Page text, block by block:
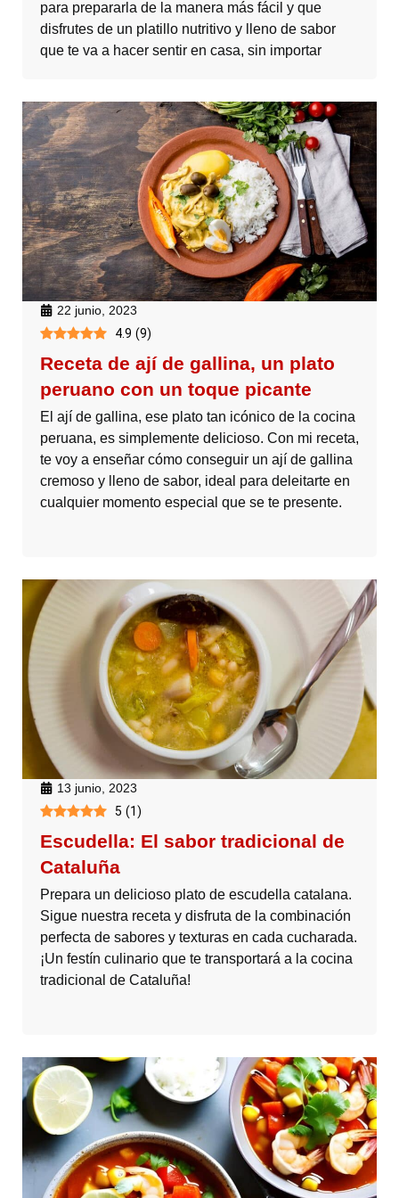
para prepararla de la manera más fácil y que
disfrutes de un platillo nutritivo y lleno de sabor
que te va a hacer sentir en casa, sin importar
22 junio, 2023
4.9 (9)
Receta de ají de gallina, un plato
peruano con un toque picante
El ají de gallina, ese plato tan icónico de la cocina
peruana, es simplemente delicioso. Con mi receta,
te voy a enseñar cómo conseguir un ají de gallina
cremoso y lleno de sabor, ideal para deleitarte en
cualquier momento especial que se te presente.
13 junio, 2023
5 (1)
Escudella: El sabor tradicional de
Cataluña
Prepara un delicioso plato de escudella catalana.
Sigue nuestra receta y disfruta de la combinación
perfecta de sabores y texturas en cada cucharada.
¡Un festín culinario que te transportará a la cocina
tradicional de Cataluña!